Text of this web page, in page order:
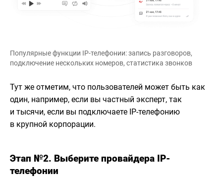
Популярные функции IP-телефонии: запись разговоров,
подключение нескольких номеров, статистика звонков
Тут же отметим, что пользователей может быть как
один, например, если вы частный эксперт, так
и тысячи, если вы подключаете IP-телефонию
в крупной корпорации.
Этап №2. Выберите провайдера IP-
телефонии